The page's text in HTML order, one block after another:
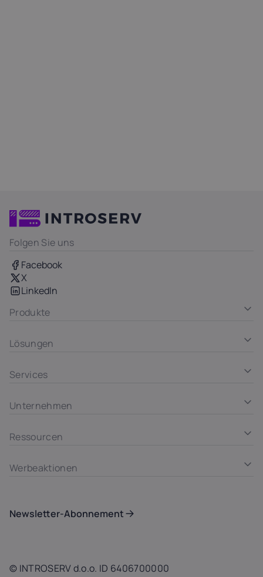
Folgen Sie uns
Facebook
X
LinkedIn
Produkte
Lösungen
Services
Unternehmen
Ressourcen
Werbeaktionen
Newsletter-Abonnement
© INTROSERV d.o.o. ID 6406700000